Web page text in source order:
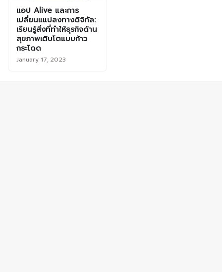
แอป Alive และการ
เปลี่ยนแแปลงทางดิจิทัล:
เรียนรู้สิ่งที่ทำให้ธุรกิจด้าน
สุขภาพเติบโตแบบก้าว
กระโดด
January 17, 2023